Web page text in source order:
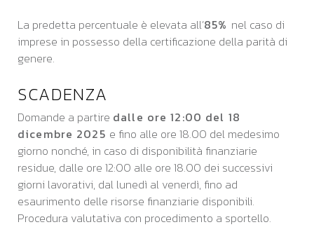
La predetta percentuale è elevata all’85% nel caso di
imprese in possesso della certificazione della parità di
genere.
SCADENZA
Domande a partire dalle ore 12:00 del 18
dicembre 2025 e fino alle ore 18.00 del medesimo
giorno nonché, in caso di disponibilità finanziarie
residue, dalle ore 12:00 alle ore 18.00 dei successivi
giorni lavorativi, dal lunedì al venerdì, fino ad
esaurimento delle risorse finanziarie disponibili.
Procedura valutativa con procedimento a sportello.